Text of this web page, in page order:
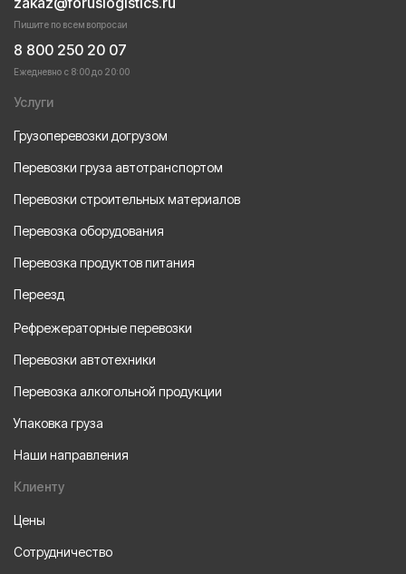
Пишите по всем вопросаи
8 800 250 20 07
Ежедневно с 8:00 до 20:00
Услуги
Грузоперевозки догрузом
Перевозки груза автотранспортом
Перевозки строительных материалов
Перевозка оборудования
Перевозка продуктов питания
Переезд
Рефрежераторные перевозки
Перевозки автотехники
Перевозка алкогольной продукции
Упаковка груза
Наши направления
Клиенту
Цены
Сотрудничество